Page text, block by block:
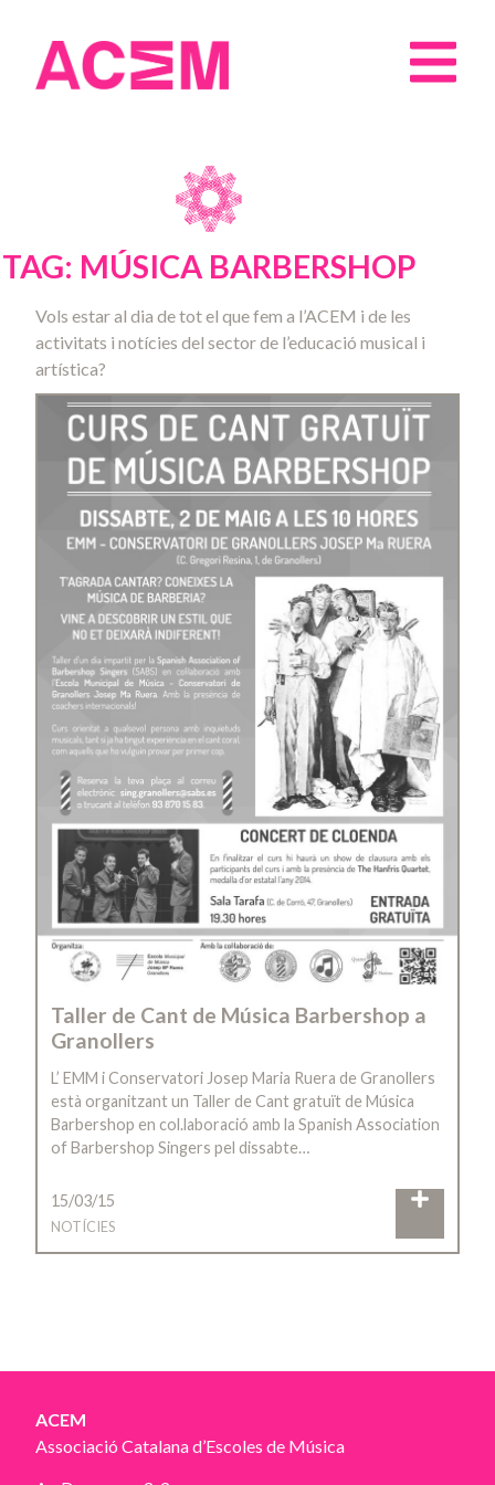
TAG: MÚSICA BARBERSHOP
Vols estar al dia de tot el que fem a l’ACEM i de les
activitats i notícies del sector de l’educació musical i
artística?
Taller de Cant de Música Barbershop a
Granollers
L’ EMM i Conservatori Josep Maria Ruera de Granollers
està organitzant un Taller de Cant gratuït de Música
Barbershop en col.laboració amb la Spanish Association
of Barbershop Singers pel dissabte…
15/03/15
NOTÍCIES
ACEM
Associació Catalana d’Escoles de Música